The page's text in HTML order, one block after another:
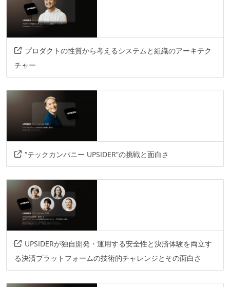
ソースコード管理
git
プロジェクト管理
github
情報共有ツール
その他
sentry
vue figma spanner
tailwind
thanos
terraform storybook
crossplane
grafana
firebase
ant-design
jaeger
istio
grpc ktor
プロダクトの性質から考えるシステムと組織のアーキテク
チャー
“テックカンパニー UPSIDER”の挑戦と面白さ
UPSIDERが独自開発・運用する安全性と決済体験を両立す
る決済プラットフォームの技術的チャレンジとその面白さ